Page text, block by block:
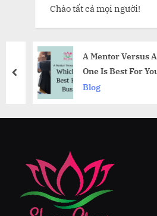
Chào tất cả mọi người!
A Mentor Versus An
One Is Best For Your
Blog
prev